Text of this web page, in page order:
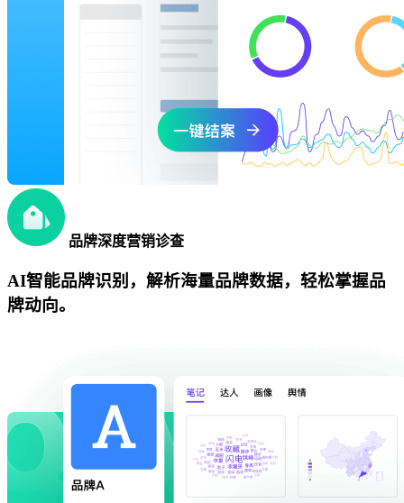
品牌深度营销诊查
AI智能品牌识别，解析海量品牌数据，轻松掌握品
牌动向。